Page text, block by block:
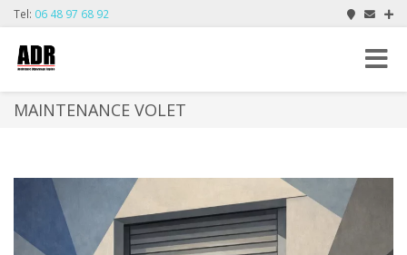
Tel: 06 48 97 68 92
Toggle
MAINTENANCE VOLET